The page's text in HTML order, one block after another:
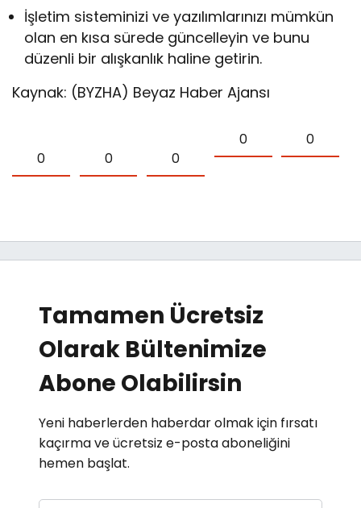
İşletim sisteminizi ve yazılımlarınızı mümkün
olan en kısa sürede güncelleyin ve bunu
düzenli bir alışkanlık haline getirin.
Kaynak: (BYZHA) Beyaz Haber Ajansı
0 0 0
0 0
Tamamen Ücretsiz
Olarak Bültenimize
Abone Olabilirsin
Yeni haberlerden haberdar olmak için fırsatı
kaçırma ve ücretsiz e-posta aboneliğini
hemen başlat.